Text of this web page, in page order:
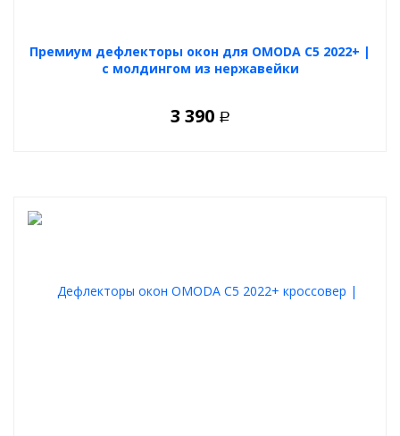
Премиум дефлекторы окон для OMODA C5 2022+ |
с молдингом из нержавейки
3 390 Р